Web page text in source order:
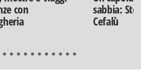
con
sabbia:
Cefalù